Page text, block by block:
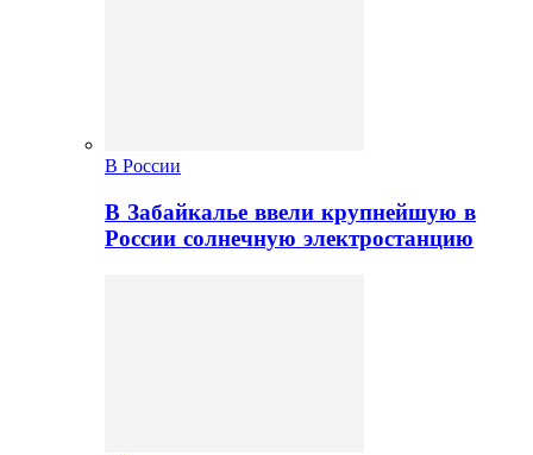
В России
В Забайкалье ввели крупнейшую в
России солнечную электростанцию